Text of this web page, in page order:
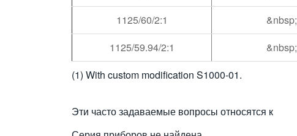
1125/60/2:1
&nbsp;
1125/59.94/2:1
&nbsp;
(1) With custom modification S1000-01.
Эти часто задаваемые вопросы относятся к